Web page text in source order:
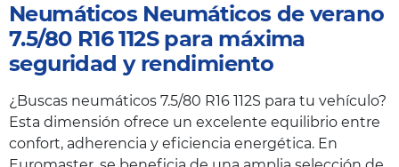
Neumáticos Neumáticos de verano
7.5/80 R16 112S para máxima
seguridad y rendimiento
¿Buscas neumáticos 7.5/80 R16 112S para tu vehículo?
Esta dimensión ofrece un excelente equilibrio entre
confort, adherencia y eficiencia energética. En